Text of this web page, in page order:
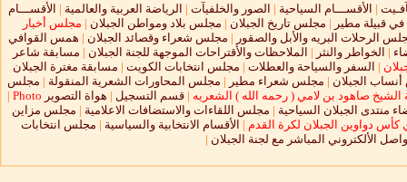
| الأقســـام السياحية | الصور والخلفيآت | الرياضة العربية والعالمية | الأقســـام
في قبيلة مطير | مجلس تاريخ الجبلان | مجلس بلاد ومواطن الجبلان | مجلس أخبار
الرحلات البريه والأبل والصقور | مجلس شعراء وقصائد الجبلان | همس القوافي
| الخواطر والنثر | الملاحظات والأقتراحات الموجهة للجنة الجبلان | مسابقة شاعر
| السفر والسياحة والعطلات | مجلس انتخابات الكويت | مسابقة مغترة الجبلان
الجبلان | مجلس شعراء مطير | مجلس المحاورات الشعرية المنقولة | مجلس
الشيخ صاهود بن لامي ( رحمه الله ) الشعريه | قسم التسجيل | هواة التصوير Photo
|
منتدى الجبلان السياحية | مجلس اللقاءات والاستضافات الاعلامية | مجلس مزاين
كأس دواوين الجبلان لكرة القدم | الأقسام الانتخابية والسياسية | مجلس انتخابات
الألكتروني المباشر مع لجنة الجبلان |